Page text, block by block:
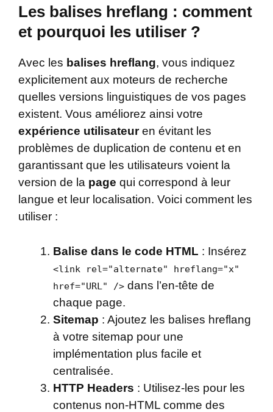
Les balises hreflang : comment
et pourquoi les utiliser ?
Avec les balises hreflang, vous indiquez
explicitement aux moteurs de recherche
quelles versions linguistiques de vos pages
existent. Vous améliorez ainsi votre
expérience utilisateuren évitant les
problèmes de duplication de contenu et en
garantissant que les utilisateurs voient la
version de la page qui correspond à leur
langue et leur localisation. Voici comment les
utiliser :
Balise dans le code HTML : Insérez
<link rel="alternate" hreflang="x"
href="URL" /> dans l’en-tête de
chaque page.
Sitemap : Ajoutez les balises hreflang
à votre sitemap pour une
implémentation plus facile et
centralisée.
HTTP Headers : Utilisez-les pour les
contenus non-HTML comme des